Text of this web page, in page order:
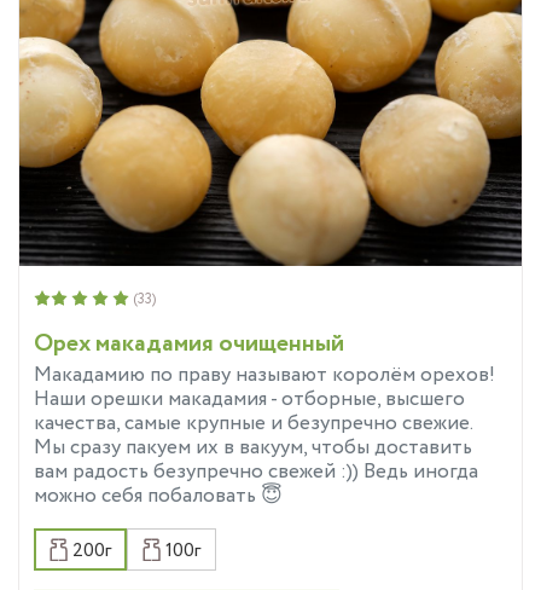
Орех макадамия очищенный
Макадамию по праву называют королём орехов!
Наши орешки макадамия - отборные, высшего
качества, самые крупные и безупречно свежие.
Мы сразу пакуем их в вакуум, чтобы доставить
вам радость безупречно свежей :)) Ведь иногда
можно себя побаловать 😇
(33)
200г 100г